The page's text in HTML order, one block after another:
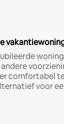
comfortabel
voor